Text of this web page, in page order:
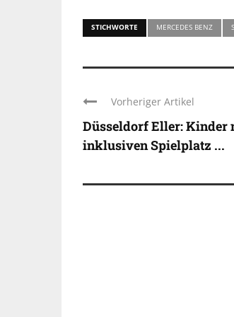
STICHWORTE MERCEDES BENZ
Vorheriger Artikel
Düsseldorf Eller: Kinder
inklusiven Spielplatz ...